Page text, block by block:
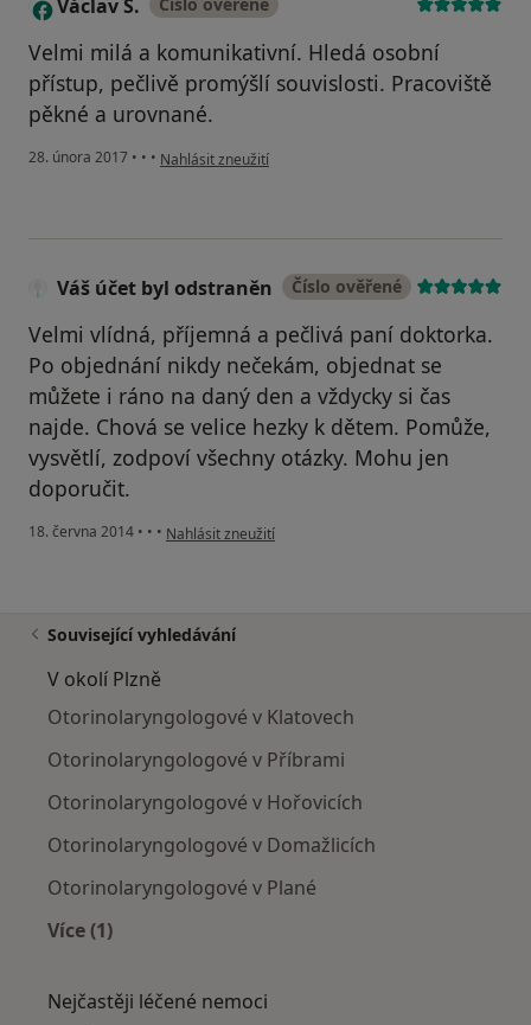
V Václav Š. Číslo ověřené
Velmi milá a komunikativní. Hledá osobní
přístup, pečlivě promýšlí souvislosti. Pracoviště
pěkné a urovnané.
28. února 2017 • • • podle názoru uživatele Václav Š.
Nahlásit zneužití
Váš účet byl odstraněn Číslo ověřené
Velmi vlídná, příjemná a pečlivá paní doktorka.
Po objednání nikdy nečekám, objednat se
můžete i ráno na daný den a vždycky si čas
najde. Chová se velice hezky k dětem. Pomůže,
vysvětlí, zodpoví všechny otázky. Mohu jen
doporučit.
18. června 2014 • • • podle názoru uživatele Váš účet byl odstraněn
Nahlásit zneužití
Související vyhledávání
V okolí Plzně
Otorinolaryngologové v Klatovech
Otorinolaryngologové v Příbrami
Otorinolaryngologové v Hořovicích
Otorinolaryngologové v Domažlicích
Otorinolaryngologové v Plané
Více (1)
Nejčastěji léčené nemoci